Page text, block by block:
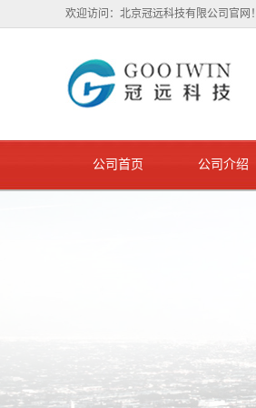
欢迎访问：北京冠远科技有限公司官网！
公司首页 公司介绍